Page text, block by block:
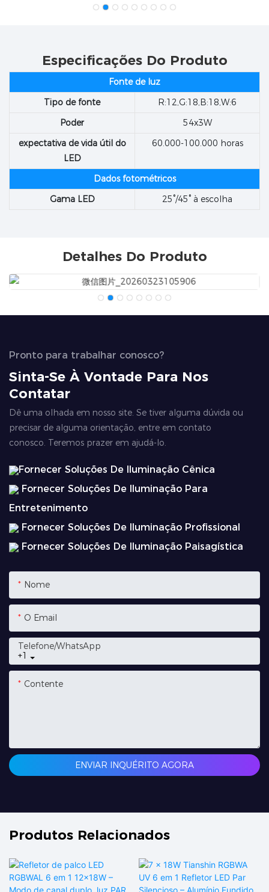
Especificações Do Produto
Fonte de luz
Tipo de fonte
R:12,G:18,B:18,W:6
Poder
54x3W
expectativa de vida útil do
LED
60.000-100.000 horas
Dados fotométricos
Gama LED
25°/45° à escolha
Detalhes Do Produto
Pronto para trabalhar conosco?
Sinta-Se À Vontade Para Nos
Contatar
Dê uma olhada em nosso site. Se tiver alguma dúvida ou
precisar de alguma orientação, entre em contato
conosco. Teremos prazer em ajudá-lo.
Fornecer Soluções De Iluminação Cênica
Fornecer Soluções De Iluminação Para
Entretenimento
Fornecer Soluções De Iluminação Profissional
Fornecer Soluções De Iluminação Paisagística
Nome
O Email
+1
Telefone/whatsApp
Contente
ENVIAR INQUÉRITO AGORA
Produtos Relacionados